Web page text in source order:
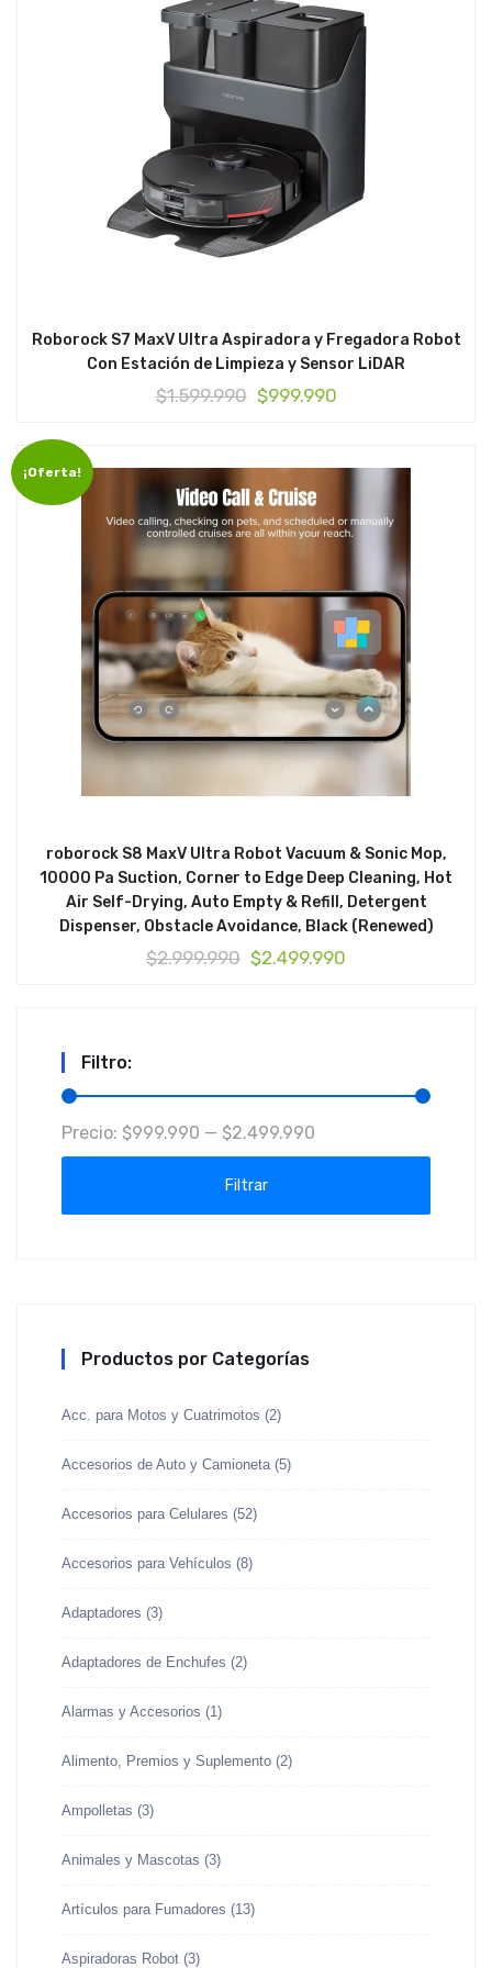
Roborock S7 MaxV Ultra Aspiradora y Fregadora Robot
Con Estación de Limpieza y Sensor LiDAR
$1.599.990 El
$1.599.990.
$999.990El
¡Oferta!
roborock S8 MaxV Ultra Robot Vacuum & Sonic Mop,
10000 Pa Suction, Corner to Edge Deep Cleaning, Hot
Air Self-Drying, Auto Empty & Refill, Detergent
Dispenser, Obstacle Avoidance, Black (Renewed)
$2.999.990 El
$2.499.990
Filtro:
mínimo
máximo
Filtrar
Precio: $999.990 — $2.499.990
Productos por Categorías
Acc. para Motos y Cuatrimotos (2)
Accesorios de Auto y Camioneta (5)
Accesorios para Celulares (52)
Accesorios para Vehículos (8)
Adaptadores (3)
Adaptadores de Enchufes (2)
Alarmas y Accesorios (1)
Alimento, Premios y Suplemento (2)
Ampolletas (3)
Animales y Mascotas (3)
Artículos para Fumadores (13)
Aspiradoras Robot (3)